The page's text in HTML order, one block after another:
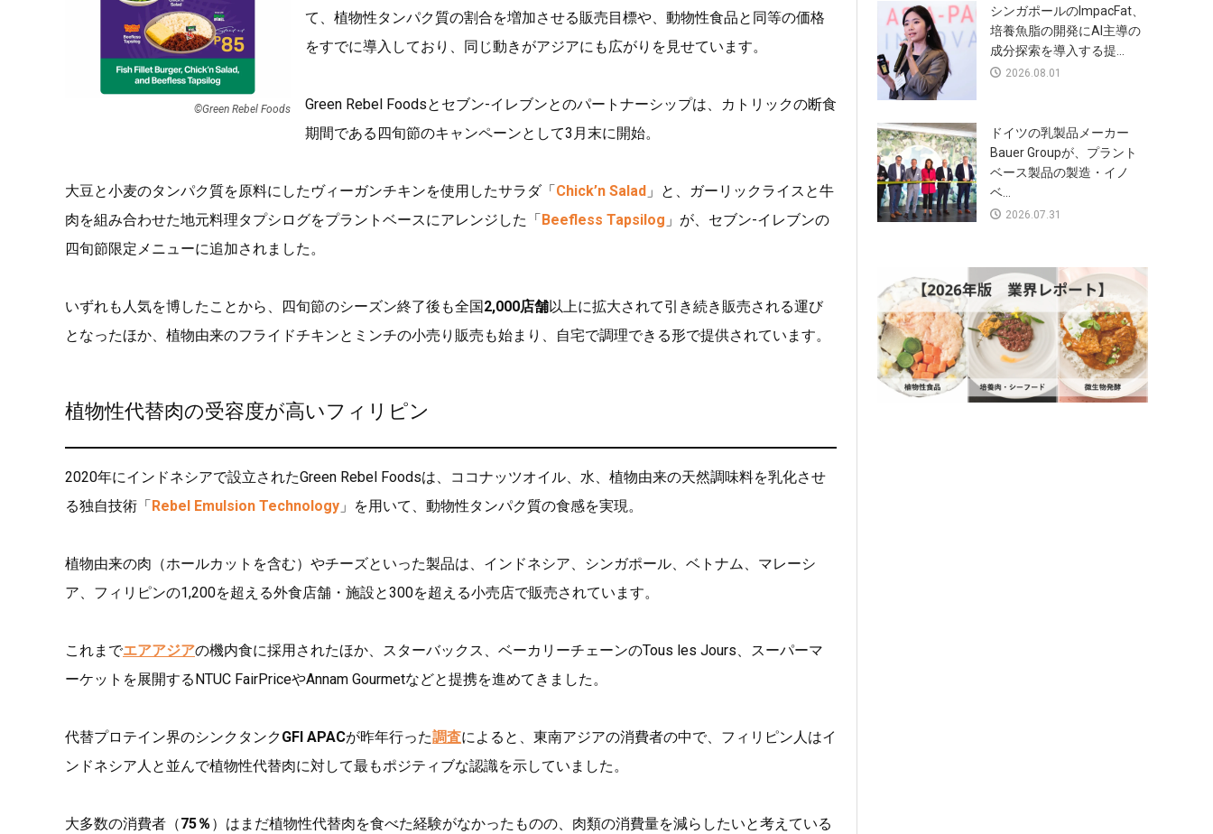
©Green Rebel Foods
て、植物性タンパク質の割合を増加させる販売目標や、動物性食品と同等の価格
をすでに導入しており、同じ動きがアジアにも広がりを見せています。
Green Rebel Foodsとセブン-イレブンとのパートナーシップは、カトリックの断食
期間である四旬節のキャンペーンとして3月末に開始。
大豆と小麦のタンパク質を原料にしたヴィーガンチキンを使用したサラダ「Chick’n Salad 」と、ガーリックライスと牛
肉を組み合わせた地元料理タプシログをプラントベースにアレンジした「Beefless Tapsilog 」が、セブン-イレブンの
四旬節限定メニューに追加されました。
いずれも人気を博したことから、四旬節のシーズン終了後も全国2,000店舗以上に拡大されて引き続き販売される運び
となったほか、植物由来のフライドチキンとミンチの小売り販売も始まり、自宅で調理できる形で提供されています。
植物性代替肉の受容度が高いフィリピン
2020年にインドネシアで設立されたGreen Rebel Foodsは、ココナッツオイル、水、植物由来の天然調味料を乳化させ
る独自技術「 Rebel Emulsion Technology 」を用いて、動物性タンパク質の食感を実現。
植物由来の肉（ホールカットを含む）やチーズといった製品は、インドネシア、シンガポール、ベトナム、マレーシ
ア、フィリピンの1,200を超える外食店舗・施設と300を超える小売店で販売されています。
これまでエアアジアの機内食に採用されたほか、スターバックス、ベーカリーチェーンのTous les Jours、スーパーマ
ーケットを展開するNTUC FairPriceやAnnam Gourmetなどと提携を進めてきました。
代替プロテイン界のシンクタンクGFI APACが昨年行った調査によると、東南アジアの消費者の中で、フィリピン人はイ
ンドネシア人と並んで植物性代替肉に対して最もポジティブな認識を示していました。
大多数の消費者（75％ ）はまだ植物性代替肉を食べた経験がなかったものの、肉類の消費量を減らしたいと考えている
シンガポールのImpacFat、
培養魚脂の開発にAI主導の
成分探索を導入する提...
2026.08.01
ドイツの乳製品メーカー
Bauer Groupが、プラント
ベース製品の製造・イノ
ベ...
2026.07.31